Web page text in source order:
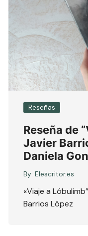
Reseñas
Reseña de
Javier
Daniela
By: Elescritor.es
«Viaje a
Barrios López